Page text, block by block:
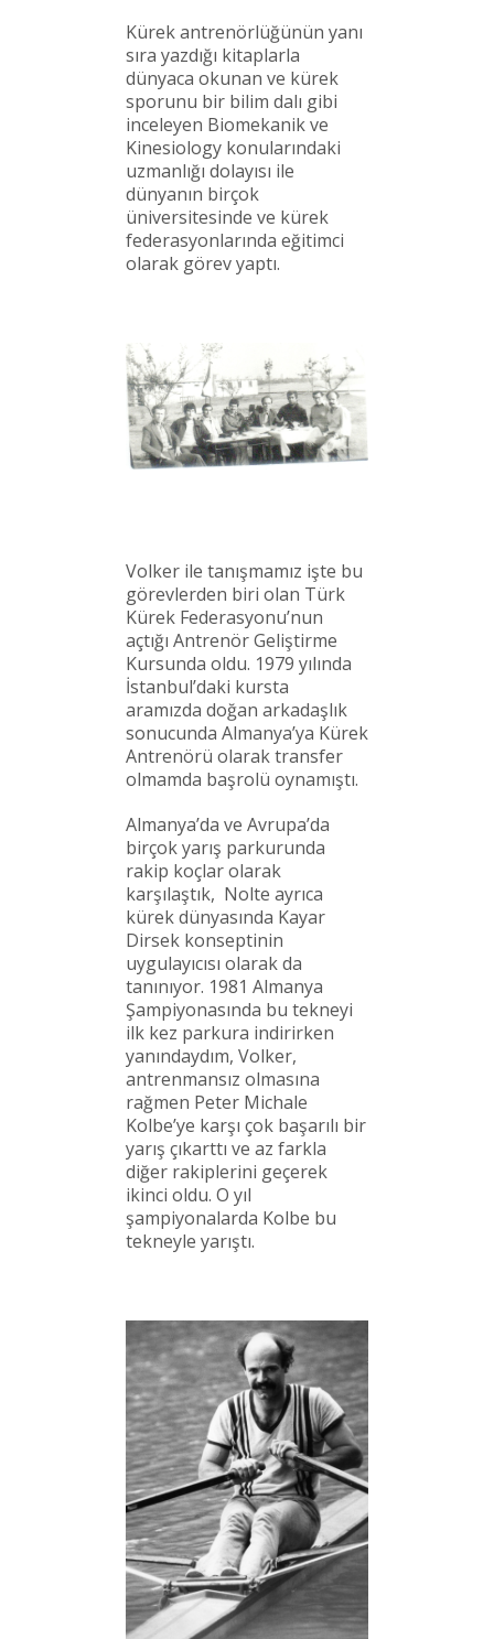
Kürek antrenörlüğünün yanı
sıra yazdığı kitaplarla
dünyaca okunan ve kürek
sporunu bir bilim dalı gibi
inceleyen Biomekanik ve
Kinesiology konularındaki
uzmanlığı dolayısı ile
dünyanın birçok
üniversitesinde ve kürek
federasyonlarında eğitimci
olarak görev yaptı.
Volker ile tanışmamız işte bu
görevlerden biri olan Türk
Kürek Federasyonu’nun
açtığı Antrenör Geliştirme
Kursunda oldu. 1979 yılında
İstanbul’daki kursta
aramızda doğan arkadaşlık
sonucunda Almanya’ya Kürek
Antrenörü olarak transfer
olmamda başrolü oynamıştı.
Almanya’da ve Avrupa’da
birçok yarış parkurunda
rakip koçlar olarak
karşılaştık, Nolte ayrıca
kürek dünyasında Kayar
Dirsek konseptinin
uygulayıcısı olarak da
tanınıyor. 1981 Almanya
Şampiyonasında bu tekneyi
ilk kez parkura indirirken
yanındaydım, Volker,
antrenmansız olmasına
rağmen Peter Michale
Kolbe’ye karşı çok başarılı bir
yarış çıkarttı ve az farkla
diğer rakiplerini geçerek
ikinci oldu. O yıl
şampiyonalarda Kolbe bu
tekneyle yarıştı.